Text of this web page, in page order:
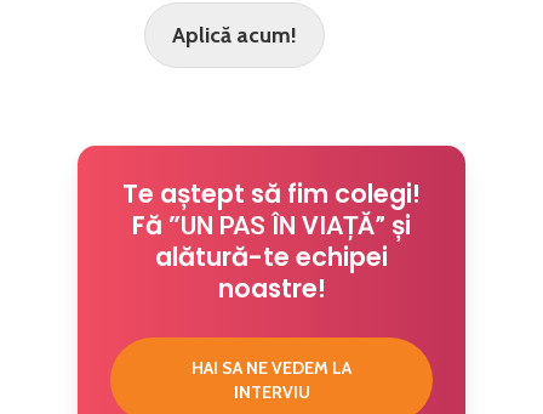
Aplică acum!
Te aștept să fim colegi!
Fă ”UN PAS ÎN VIAȚĂ” și
alătură-te echipei
noastre!
HAI SA NE VEDEM LA
INTERVIU